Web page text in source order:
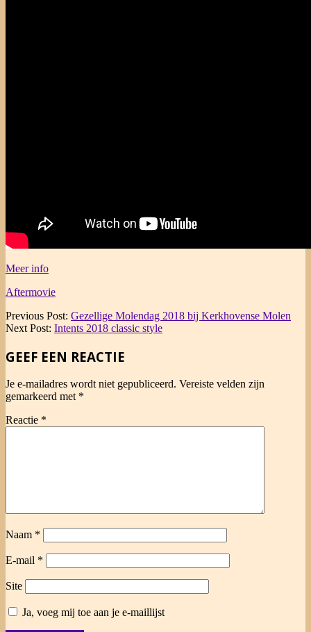
Meer info
Aftermovie
2018-
05-
Previous Post: Gezellige Molendag 2018 bij Kerkhovense Molen
Next Post: Intents 2018 classic style
GEEF EEN REACTIE
Je e-mailadres wordt niet gepubliceerd. Vereiste velden zijn
gemarkeerd met *
Reactie *
Naam *
E-mail *
Site
Ja, voeg mij toe aan je e-maillijst